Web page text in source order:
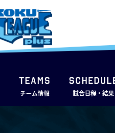
TEAMS
チーム情報 試合日程・結果